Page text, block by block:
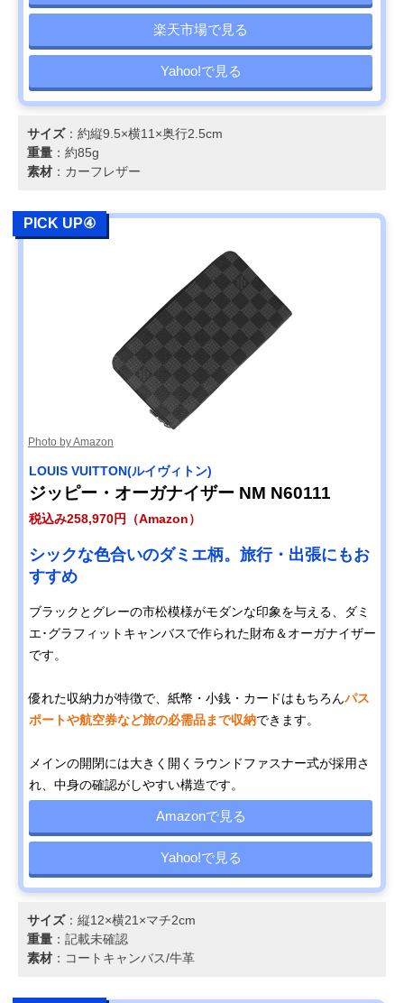
楽天市場で見る
Yahoo!で見る
サイズ：約縦9.5×横11×奥行2.5cm
重量 ：約85g
素材 ：カーフレザー
PICK UP④
Photo by Amazon
LOUIS VUITTON(ルイヴィトン)
ジッピー・オーガナイザー NM N60111
税込み258,970円（Amazon）
シックな色合いのダミエ柄。旅行・出張にもお
すすめ
ブラックとグレーの市松模様がモダンな印象を与える、ダミ
エ･グラフィットキャンバスで作られた財布＆オーガナイザー
です。
優れた収納力が特徴で、紙幣・小銭・カードはもちろんパス
ポートや航空券など旅の必需品まで収納できます。
メインの開閉には大きく開くラウンドファスナー式が採用さ
れ、中身の確認がしやすい構造です。
Amazonで見る
Yahoo!で見る
サイズ：縦12×横21×マチ2cm
重量 ：記載未確認
素材 ：コートキャンバス/牛革